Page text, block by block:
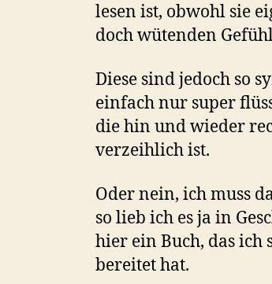
lesen ist, obwohl sie
doch wütenden
Diese sind jedoch so
einfach nur super
die hin und wieder
verzeihlich ist.
Oder nein, ich muss
so lieb ich es ja in
hier ein Buch, das
bereitet hat.